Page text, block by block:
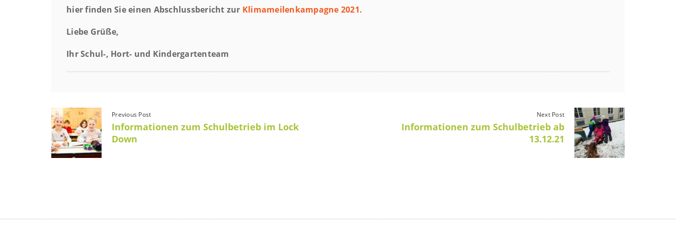
hier finden Sie einen Abschlussbericht zur Klimameilenkampagne 2021.
Liebe Grüße,
Ihr Schul-, Hort- und Kindergartenteam
Previous Post
Informationen zum Schulbetrieb im Lock
Down
Next Post
Informationen zum Schulbetrieb ab
13.12.21